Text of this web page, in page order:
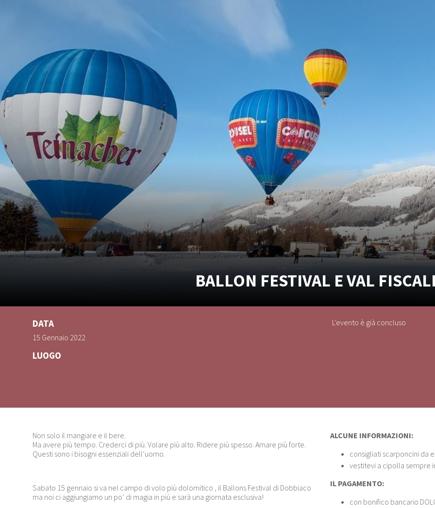
BALLON FESTIVAL E VAL
DATA
15 Gennaio 2022
LUOGO
L'evento è già concluso
Non solo il mangiare e il bere.
Ma avere più tempo. Crederci di più. Volare più alto. Ridere più spesso. Amare più forte.
Questi sono i bisogni essenziali dell’uomo.
Sabato 15 gennaio si va nel campo di volo più dolomitico , il Ballons Festival di Dobbiaco
ma noi ci aggiungiamo un po’ di magia in più e sarà una giornata esclusiva!
ALCUNE INFORMAZIONI:
consigliati scarponcini da
vestitevi a cipolla sempre
IL PAGAMENTO:
con bonifico bancario